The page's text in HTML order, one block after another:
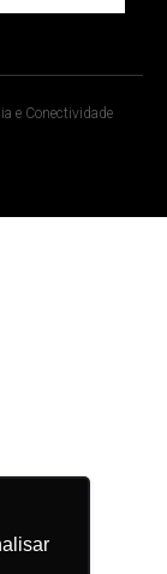
e Conectividade